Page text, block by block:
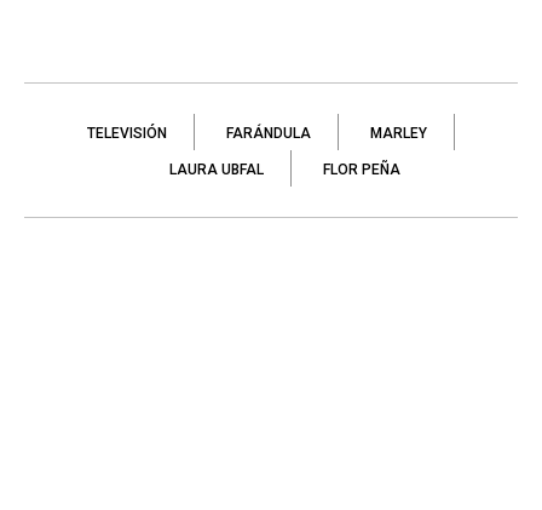
TELEVISIÓN FARÁNDULA MARLEY
LAURA UBFAL FLOR PEÑA